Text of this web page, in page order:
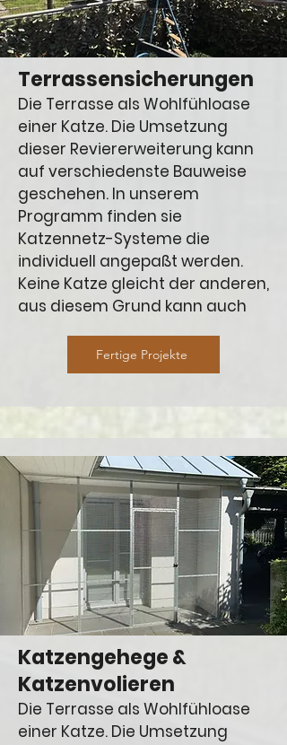
Terrassensicherungen
Die Terrasse als Wohlfühloase
einer Katze. Die Umsetzung
dieser Reviererweiterung kann
auf verschiedenste Bauweise
geschehen. In unserem
Programm finden sie
Katzennetz-Systeme die
individuell angepaßt werden.
Keine Katze gleicht der anderen,
aus diesem Grund kann auch
Fertige Projekte
Katzengehege &
Katzenvolieren
Die Terrasse als Wohlfühloase
einer Katze. Die Umsetzung